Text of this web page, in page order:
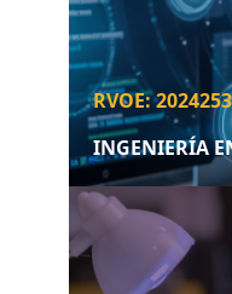
RVOE:
INGENIERÍA